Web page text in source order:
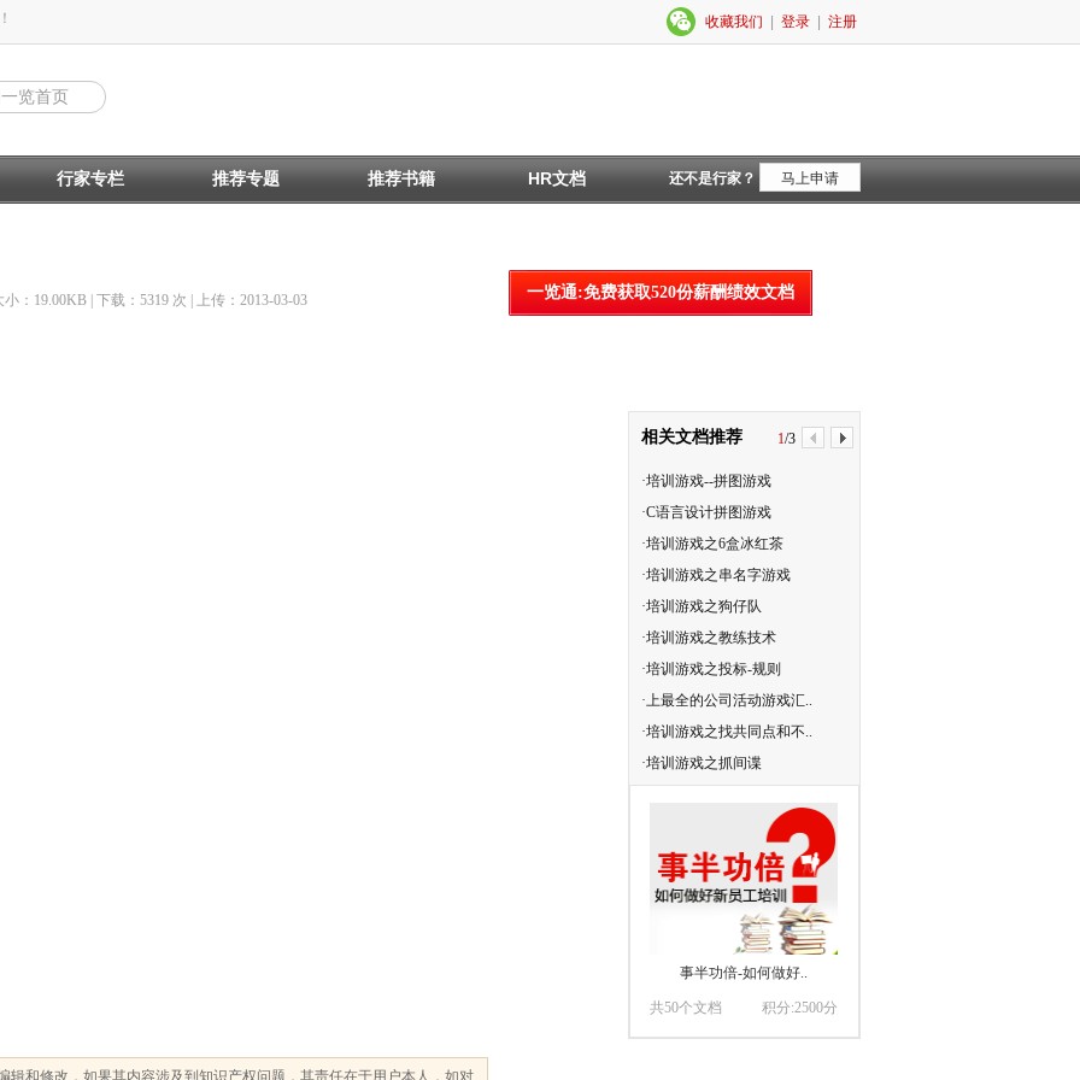
收藏我们 登录 注册
览首页
行家专栏 推荐专题 推荐书籍 HR文档 还不是行家？ 马上申请
一览通:免费获取520份薪酬绩效文档
小：19.00KB | 下载：5319 次 | 上传：2013-03-03
相关文档推荐 1/3
·培训游戏--拼图游戏
·C语言设计拼图游戏
·培训游戏之6盒冰红茶
·培训游戏之串名字游戏
·培训游戏之狗仔队
·培训游戏之教练技术
·培训游戏之投标-规则
·上最全的公司活动游戏汇..
·培训游戏之找共同点和不..
·培训游戏之抓间谍
事半功倍-如何做好..
共50个文档 积分:2500分
辑和修改，如果其内容涉及到知识产权问题，其责任在于用户本人，如对